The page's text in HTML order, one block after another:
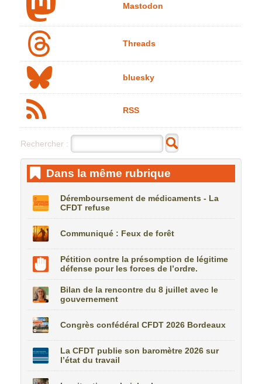
Mastodon
Threads
bluesky
RSS
Rechercher :
Dans la même rubrique
Déremboursement de médicaments - La
CFDT refuse
Communiqué : Feux de forêt
Pétition contre la présomption de légitime
défense pour les forces de l’ordre.
Bilan de la rencontre du 8 juillet avec le
gouvernement
Congrès confédéral CFDT 2026 Bordeaux
La CFDT publie son baromètre 2026 sur
l’état du travail